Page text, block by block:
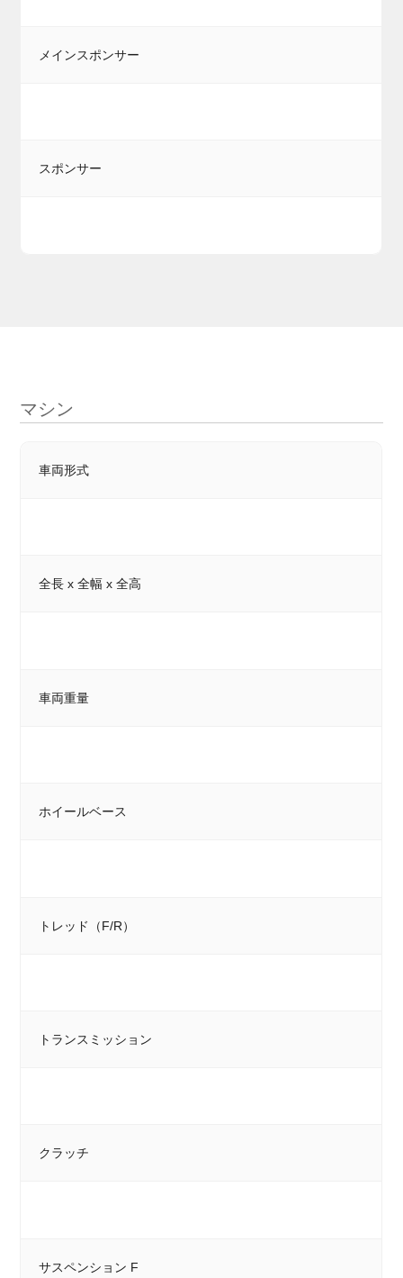
メインスポンサー
スポンサー
マシン
車両形式
全長 x 全幅 x 全高
車両重量
ホイールベース
トレッド（F/R）
トランスミッション
クラッチ
サスペンション F